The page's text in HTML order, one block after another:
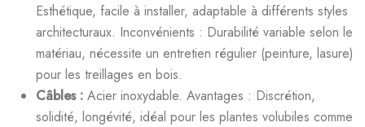
Esthétique, facile à installer, adaptable à différents styles
architecturaux. Inconvénients : Durabilité variable selon le
matériau, nécessite un entretien régulier (peinture, lasure)
pour les treillages en bois.
Câbles : Acier inoxydable. Avantages : Discrétion,
solidité, longévité, idéal pour les plantes volubiles comme